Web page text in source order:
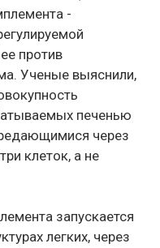
-
против
Ученые выяснили,
печенью
через
клеток, а не
запускается
легких, через